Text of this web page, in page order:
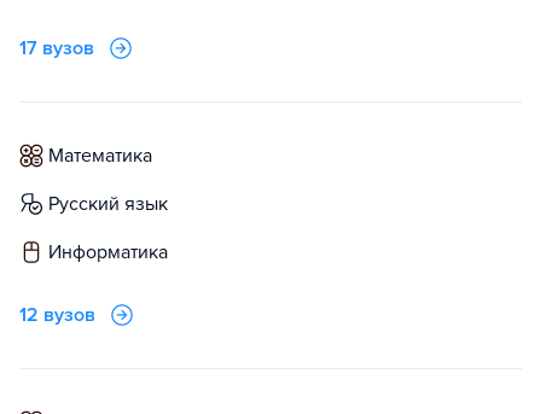
17 вузов
математика
русский язык
информатика
12 вузов